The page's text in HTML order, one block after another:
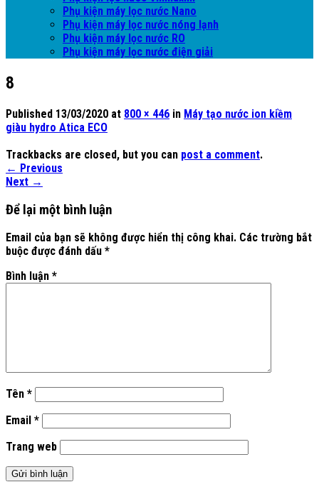
Phụ kiện máy lọc nước Nano
Phụ kiện máy lọc nước nóng lạnh
Phụ kiện máy lọc nước RO
Phụ kiện máy lọc nước điện giải
8
Published 13/03/2020 at 800 × 446 in Máy tạo nước ion kiềm
giàu hydro Atica ECO
Trackbacks are closed, but you can post a comment.
← Previous
Next →
Để lại một bình luận
Email của bạn sẽ không được hiển thị công khai. Các trường bắt
buộc được đánh dấu *
Bình luận *
Tên *
Email *
Trang web